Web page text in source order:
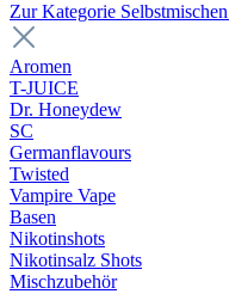
Zur Kategorie Selbstmischen
Aromen
T-JUICE
Dr. Honeydew
SC
Germanflavours
Twisted
Vampire Vape
Basen
Nikotinshots
Nikotinsalz Shots
Mischzubehör